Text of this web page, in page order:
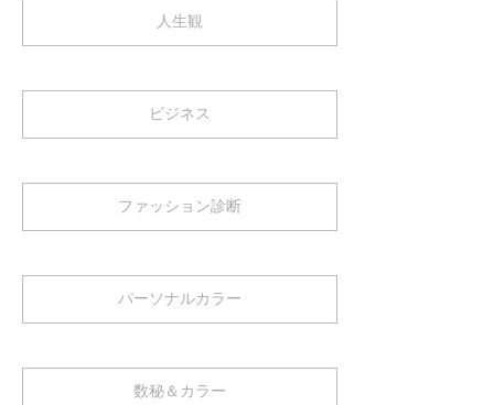
人生観
ビジネス
ファッション診断
パーソナルカラー
数秘＆カラー